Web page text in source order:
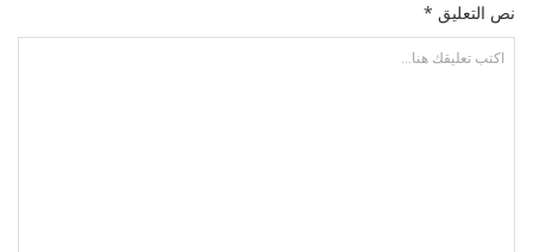
نص التعليق *